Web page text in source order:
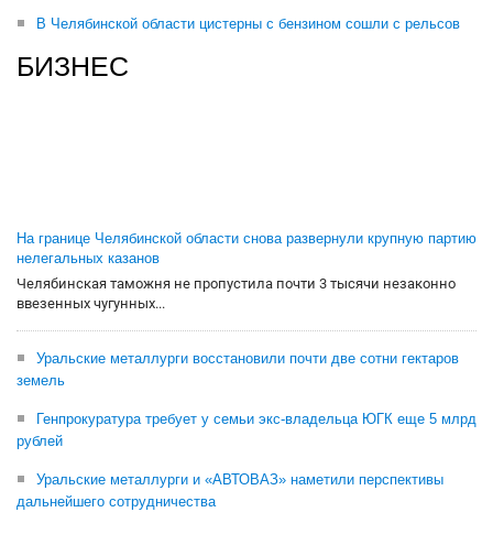
В Челябинской области цистерны с бензином сошли с рельсов
БИЗНЕС
На границе Челябинской области снова развернули крупную партию
нелегальных казанов
Челябинская таможня не пропустила почти 3 тысячи незаконно
ввезенных чугунных...
Уральские металлурги восстановили почти две сотни гектаров
земель
Генпрокуратура требует у семьи экс-владельца ЮГК еще 5 млрд
рублей
Уральские металлурги и «АВТОВАЗ» наметили перспективы
дальнейшего сотрудничества